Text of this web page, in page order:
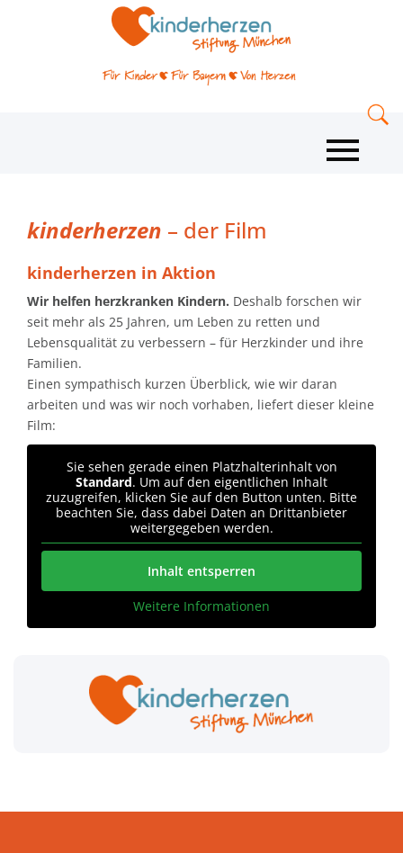
kinderherzen – der Film
kinderherzen in Aktion
Wir helfen herzkranken Kindern. Deshalb forschen wir
seit mehr als 25 Jahren, um Leben zu retten und
Lebensqualität zu verbessern – für Herzkinder und ihre
Familien.
Einen sympathisch kurzen Überblick, wie wir daran
arbeiten und was wir noch vorhaben, liefert dieser kleine
Film:
Sie sehen gerade einen Platzhalterinhalt von
Standard. Um auf den eigentlichen Inhalt
zuzugreifen, klicken Sie auf den Button unten. Bitte
beachten Sie, dass dabei Daten an Drittanbieter
weitergegeben werden.
Inhalt entsperren
Weitere Informationen